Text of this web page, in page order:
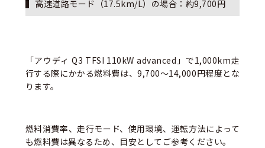
高速道路モード（17.5km/L）の場合：約9,700円
「アウディQ3 TFSI 110kW advanced 」で1,000km走
行する際にかかる燃料費は、9,700〜14,000円程度とな
ります。
燃料消費率、走行モード、使用環境、運転方法によって
も燃料費は異なるため、目安としてご参考ください。